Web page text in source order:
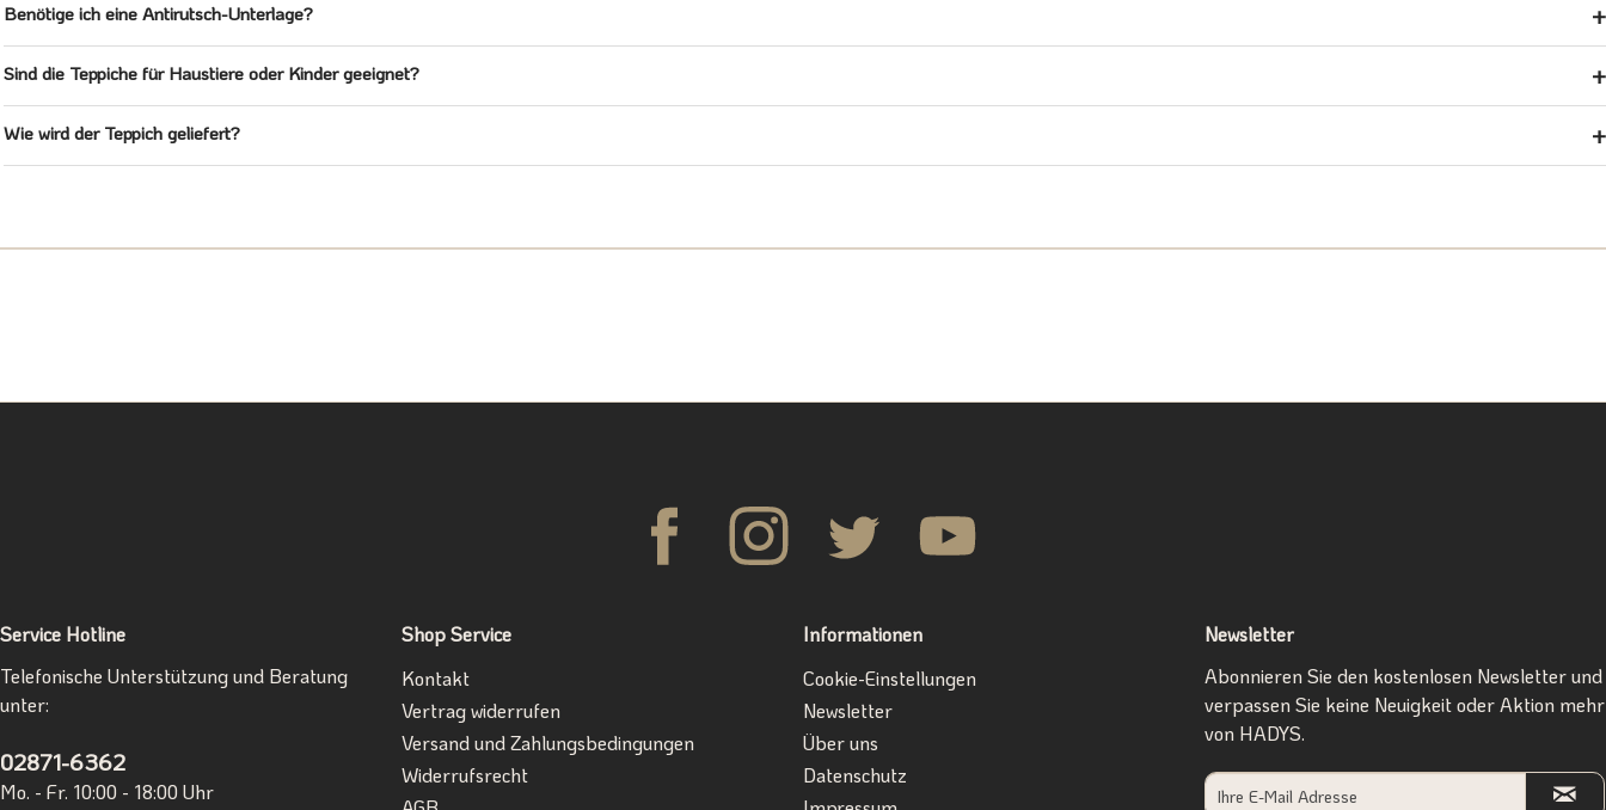
Benötige ich eine Antirutsch-Unterlage?
Sind die Teppiche für Haustiere oder Kinder geeignet?
Wie wird der Teppich geliefert?
Service Hotline
Telefonische Unterstützung und Beratung
unter:
02871-6362
Mo. - Fr. 10:00 - 18:00 Uhr
Shop Service
Kontakt
Vertrag widerrufen
Versand und Zahlungsbedingungen
Widerrufsrecht
Informationen
Cookie-Einstellungen
Newsletter
Über uns
Datenschutz
Newsletter
Abonnieren Sie den kostenlosen Newsletter und
verpassen Sie keine Neuigkeit oder Aktion mehr
von HADYS.